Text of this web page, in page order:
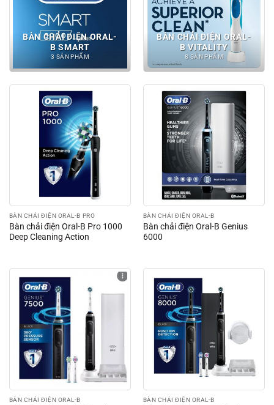
BÀN CHẢI ĐIỆN ORAL-
B SMART
3 SẢN PHẨM
BÀN CHẢI ĐIỆN ORAL-
B VITALITY
8 SẢN PHẨM
BÀN CHẢI ĐIỆN ORAL-B PRO
Bàn chải điện Oral-B Pro 1000
Deep Cleaning Action
BÀN CHẢI ĐIỆN ORAL-B
Bàn chải điện Oral-B Genius
6000
BÀN CHẢI ĐIỆN ORAL-B BÀN CHẢI ĐIỆN ORAL-B